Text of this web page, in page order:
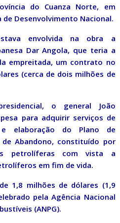
do Cuanza Norte, em
Desenvolvimento Nacional.
envolvida na obra a
Dar Angola, que teria a
empreitada, um contrato no
(cerca de dois milhões de
o general João
para adquirir serviços de
elaboração do Plano de
Abandono, constituído por
petrolíferas com vista a
em fim de vida.
1,8 milhões de dólares (1,9
pela Agência Nacional
(ANPG).